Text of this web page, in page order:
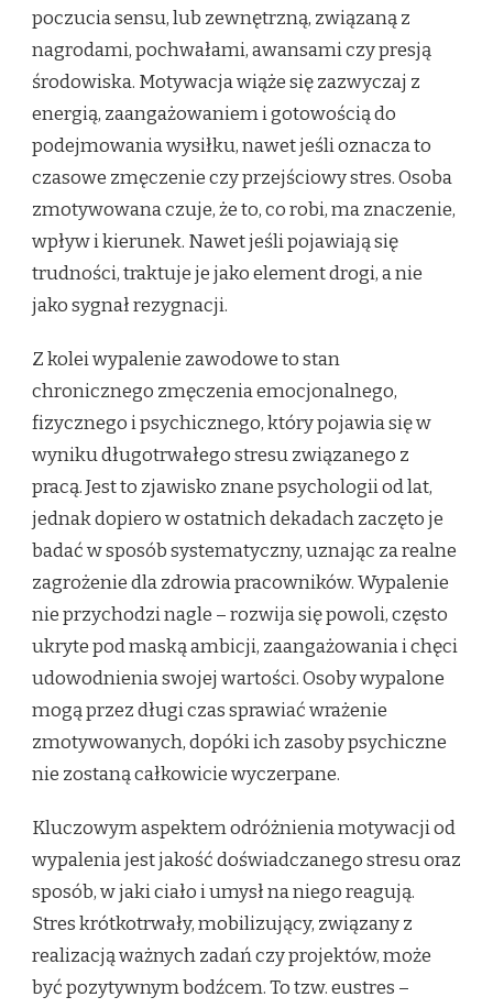
poczucia sensu, lub zewnętrzną, związaną z
nagrodami, pochwałami, awansami czy presją
środowiska. Motywacja wiąże się zazwyczaj z
energią, zaangażowaniem i gotowością do
podejmowania wysiłku, nawet jeśli oznacza to
czasowe zmęczenie czy przejściowy stres. Osoba
zmotywowana czuje, że to, co robi, ma znaczenie,
wpływ i kierunek. Nawet jeśli pojawiają się
trudności, traktuje je jako element drogi, a nie
jako sygnał rezygnacji.
Z kolei wypalenie zawodowe to stan
chronicznego zmęczenia emocjonalnego,
fizycznego i psychicznego, który pojawia się w
wyniku długotrwałego stresu związanego z
pracą. Jest to zjawisko znane psychologii od lat,
jednak dopiero w ostatnich dekadach zaczęto je
badać w sposób systematyczny, uznając za realne
zagrożenie dla zdrowia pracowników. Wypalenie
nie przychodzi nagle – rozwija się powoli, często
ukryte pod maską ambicji, zaangażowania i chęci
udowodnienia swojej wartości. Osoby wypalone
mogą przez długi czas sprawiać wrażenie
zmotywowanych, dopóki ich zasoby psychiczne
nie zostaną całkowicie wyczerpane.
Kluczowym aspektem odróżnienia motywacji od
wypalenia jest jakość doświadczanego stresu oraz
sposób, w jaki ciało i umysł na niego reagują.
Stres krótkotrwały, mobilizujący, związany z
realizacją ważnych zadań czy projektów, może
być pozytywnym bodźcem. To tzw. eustres –